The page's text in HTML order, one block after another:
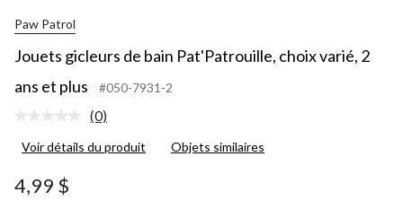
Paw Patrol
Jouets gicleurs de bain Pat'Patrouille, choix varié, 2
ans et plus
#050-7931-2
Aucune
pour
(0)
Voir détails du produit Objets similaires
4,99 $